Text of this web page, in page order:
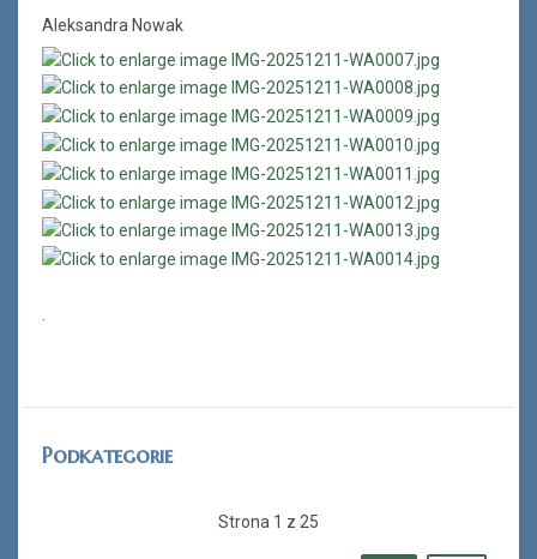
Aleksandra Nowak
.
Podkategorie
Strona 1 z 25